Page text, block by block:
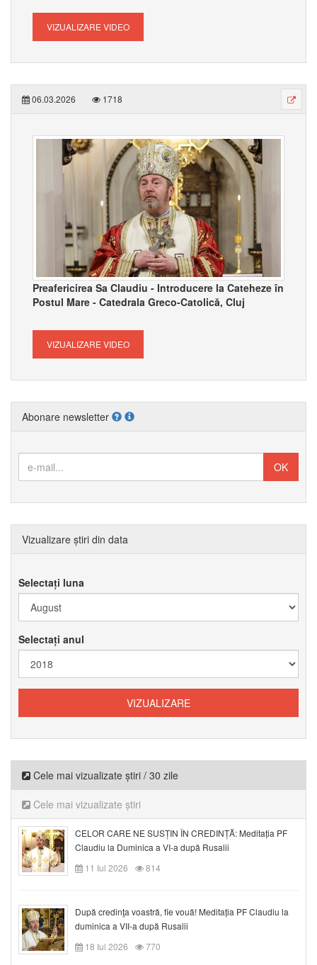
VIZUALIZARE VIDEO
06.03.2026 1718
Preafericirea Sa Claudiu - Introducere la Cateheze în
Postul Mare - Catedrala Greco-Catolică, Cluj
VIZUALIZARE VIDEO
Abonare newsletter
Vizualizare știri din data
Selectați luna
Selectați anul
Cele mai vizualizate știri / 30 zile
Cele mai vizualizate știri
CELOR CARE NE SUSȚIN ÎN CREDINȚĂ: Meditația PF
Claudiu la Duminica a VI-a după Rusalii
11 Iul 2026
814
După credinţa voastră, fie vouă! Meditația PF Claudiu la
duminica a VII-a după Rusalii
18 Iul 2026
770